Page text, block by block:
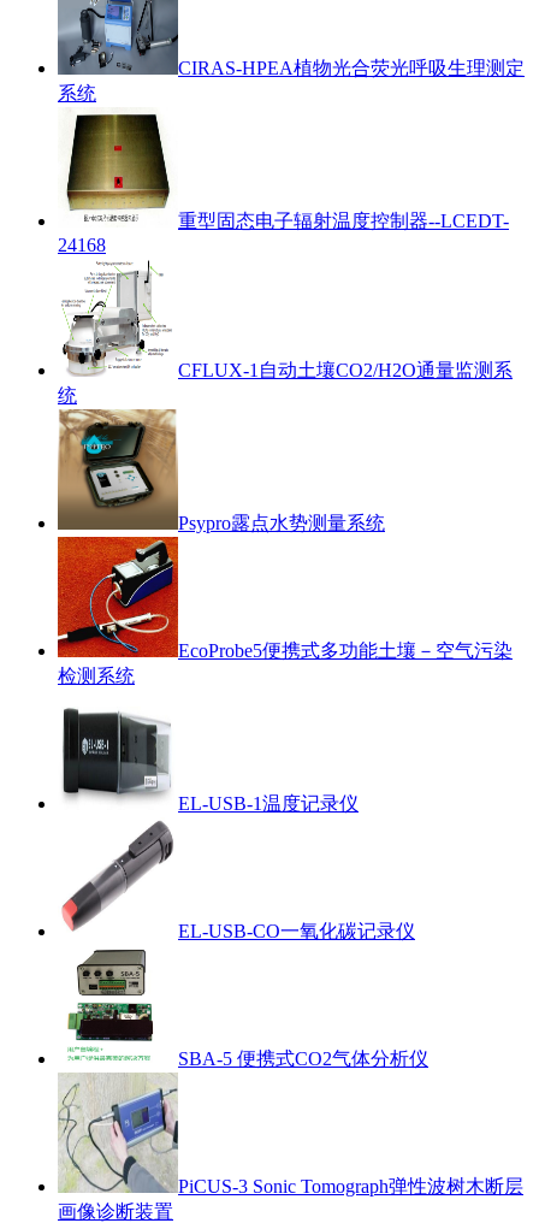
CIRAS-HPEA植物光合荧光呼吸生理测定
系统
重型固态电子辐射温度控制器--LCEDT-
24168
CFLUX-1自动土壤CO2/H2O通量监测系
统
Psypro露点水势测量系统
EcoProbe5便携式多功能土壤－空气污染
检测系统
EL-USB-1温度记录仪
EL-USB-CO一氧化碳记录仪
SBA-5 便携式CO2气体分析仪
PiCUS-3 Sonic Tomograph弹性波树木断层
画像诊断装置